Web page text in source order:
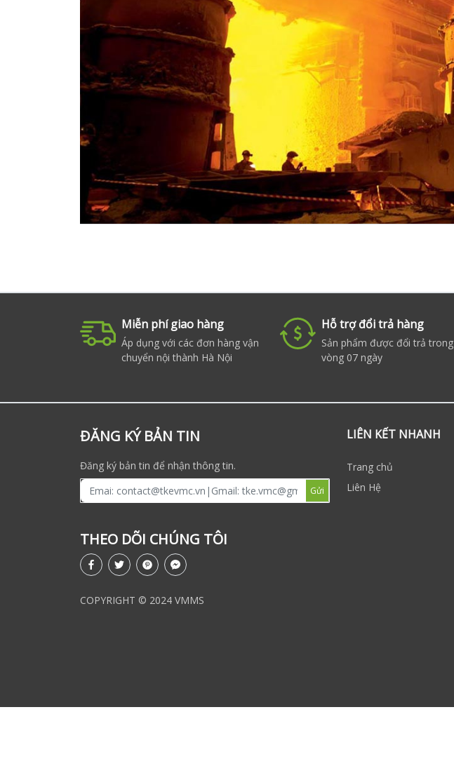
Miễn phí giao hàng
Áp dụng với các đơn hàng vận
chuyển nội thành Hà Nội
Hỗ trợ đổi trả hàng
Sản phẩm được đổi trả trong
vòng 07 ngày
ĐĂNG KÝ BẢN TIN
Đăng ký bản tin để nhận thông tin.
Gửi
THEO DÕI CHÚNG TÔI
COPYRIGHT © 2024 VMMS
LIÊN KẾT NHANH
Trang chủ
Liên Hệ